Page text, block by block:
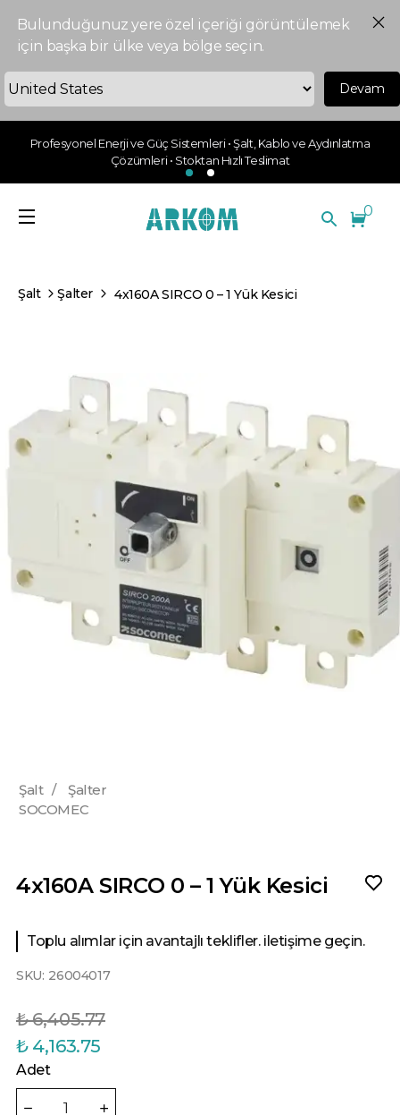
Bulunduğunuz yere özel içeriği görüntülemek
için başka bir ülke veya bölge seçin.
Devam
Profesyonel Enerji ve Güç Sistemleri • Şalt, Kablo ve Aydınlatma
Çözümleri • Stoktan Hızlı Teslimat
0
Şalt Şalter 4x160A SIRCO 0 – 1 Yük Kesici
Şalt /
Şalter
SOCOMEC
4x160A SIRCO 0 – 1 Yük Kesici
Toplu alımlar için avantajlı teklifler. iletişime geçin.
SKU: 26004017
₺ 6,405.77
₺ 4,163.75
Adet